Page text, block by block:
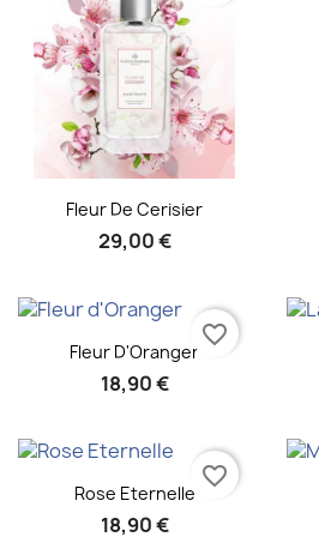
Aperçu rapide
Fleur De Cerisier
29,00 €
Aperçu rapide
Fleur D'Oranger
18,90 €
favorite_border
Aperçu rapide
Rose Eternelle
18,90 €
favorite_border